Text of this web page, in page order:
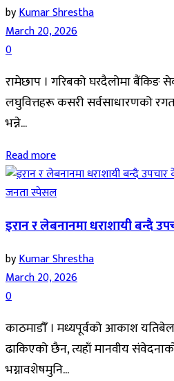
byKumar Shrestha
March 20, 2026
0
रामेछाप । गरिबको घरदैलोमा बैंकिङ
लघुवित्तहरू कसरी सर्वसाधारणको
भन्ने...
Read more
जनता स्पेसल
इरान र लेबनानमा धराशायी बन्दै
byKumar Shrestha
March 20, 2026
0
काठमाडौँ । मध्यपूर्वको आकाश
ढाकिएको छैन, त्यहाँ मानवीय
भग्नावशेषमुनि...